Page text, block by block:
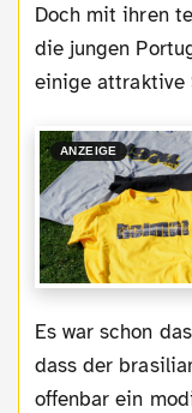
Doch mit ihren
die jungen
einige attraktive
ANZEIGE
Es war schon das ganze Wochenende aufgefallen,
dass der
offenbar ein